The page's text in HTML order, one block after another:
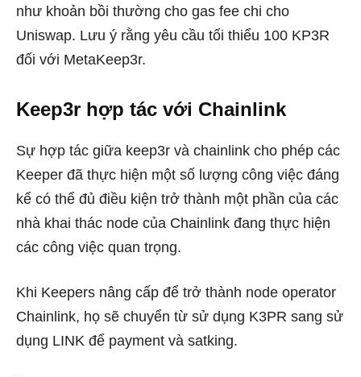
như khoản bồi thường cho gas fee chi cho
Uniswap. Lưu ý rằng yêu cầu tối thiểu 100 KP3R
đối với MetaKeep3r.
Keep3r hợp tác với Chainlink
Sự hợp tác giữa keep3r và chainlink cho phép các
Keeper đã thực hiện một số lượng công việc đáng
kể có thể đủ điều kiện trở thành một phần của các
nhà khai thác node của Chainlink đang thực hiện
các công việc quan trọng.
Khi Keepers nâng cấp để trở thành node operator
Chainlink, họ sẽ chuyển từ sử dụng K3PR sang sử
dụng LINK để payment và satking.